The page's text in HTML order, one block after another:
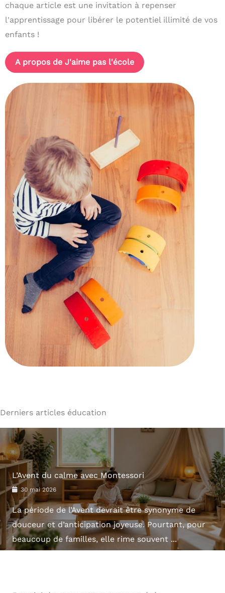
chaque article est une invitation à repenser
l'apprentissage pour libérer le potentiel illimité de vos
enfants !
A propos de J'aime pas l'école
Derniers articles éducation
L’Avent du calme avec Montessori
30 mai 2026
La période de l’Avent devrait être synonyme de
douceur et d’anticipation joyeuse. Pourtant, pour
beaucoup de familles, elle rime souvent ...